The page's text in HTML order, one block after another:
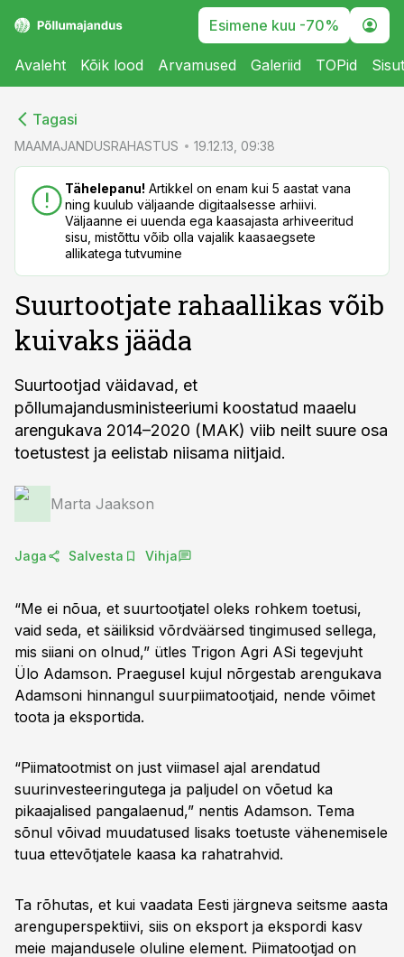
Esimene kuu -70%
Avaleht Kõik lood Arvamused Galeriid TOPid
Tagasi
MAAMAJANDUSRAHASTUS 19.12.13, 09:38
Tähelepanu! Artikkel on enam kui 5 aastat vana
ning kuulub väljaande digitaalsesse arhiivi.
Väljaanne ei uuenda ega kaasajasta arhiveeritud
sisu, mistõttu võib olla vajalik kaasaegsete
allikatega tutvumine
Suurtootjate rahaallikas võib
kuivaks jääda
Suurtootjad väidavad, et
põllumajandusministeeriumi koostatud maaelu
arengukava 2014–2020 (MAK) viib neilt suure osa
toetustest ja ­eelistab niisama niitjaid.
Marta Jaakson
Jaga Salvesta Vihja
“Me ei nõua, et suurtootjatel oleks rohkem toetusi,
vaid seda, et säiliksid võrdväärsed tingimused sellega,
mis siiani on olnud,” ütles Trigon Agri ASi tegevjuht
Ülo Adamson. Praegusel kujul nõrgestab arengukava
Adamsoni hinnangul suurpiimatootjaid, nende võimet
toota ja eksportida.
“Piimatootmist on just viimasel ajal arendatud
suurinvesteeringutega ja paljudel on võetud ka
pikaajalised pangalaenud,” nentis Adamson. Tema
sõnul võivad muudatused lisaks toetuste vähenemisele
tuua ettevõtjatele kaasa ka rahatrahvid.
Ta rõhutas, et kui vaadata Eesti järgneva seitsme aasta
arenguperspektiivi, siis on eksport ja ekspordi kasv
meie majandusele oluline element. Piimatootjad on